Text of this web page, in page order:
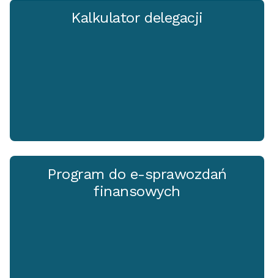
Kalkulator delegacji
Program do e-sprawozdań
finansowych